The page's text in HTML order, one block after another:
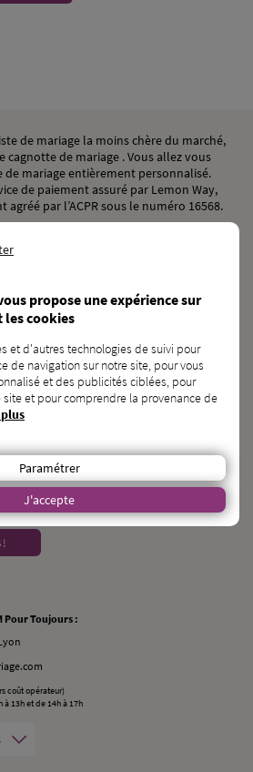
de mariage la moins chère du marché,
de mariage . Vous allez vous
de mariage entièrement personnalisé.
de paiement assuré par Lemon Way,
par l’ACPR sous le numéro 16568.
GÉNÉRALISTE ?
?
FUTURS MARIÉS ?
!
Pour Toujours :
coût opérateur)
13h et de 14h à 17h
propose une expérience sur
les cookies
et d'autres technologies de suivi pour
de navigation sur notre site, pour vous
et des publicités ciblées, pour
et pour comprendre la provenance de
Paramétrer
J'accepte